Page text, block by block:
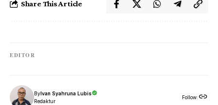
Share This Article
EDITOR
ByIvan Syahruna Lubis
Redaktur
Follow: